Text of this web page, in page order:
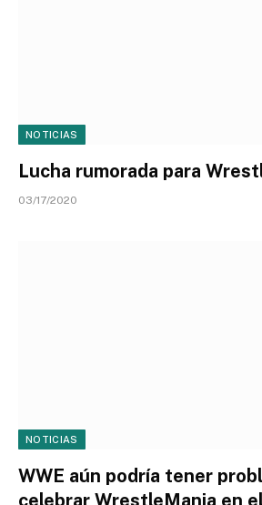
NOTICIAS
Lucha rumorada para
03/17/2020
NOTICIAS
WWE aún podría tener
celebrar WrestleMania en